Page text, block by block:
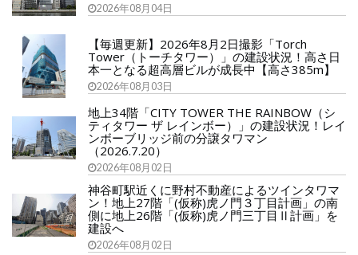
2026年08月04日
【毎週更新】2026年8月2日撮影「Torch
Tower（トーチタワー）」の建設状況！高さ日
本一となる超高層ビルが成長中【高さ385m】
2026年08月03日
地上34階「CITY TOWER THE RAINBOW（シ
ティタワー ザ レインボー）」の建設状況！レイ
ンボーブリッジ前の分譲タワマン
（2026.7.20）
2026年08月02日
神谷町駅近くに野村不動産によるツインタワマ
ン！地上27階「(仮称)虎ノ門３丁目計画」の南
側に地上26階「(仮称)虎ノ門三丁目Ⅱ計画」を
建設へ
2026年08月02日